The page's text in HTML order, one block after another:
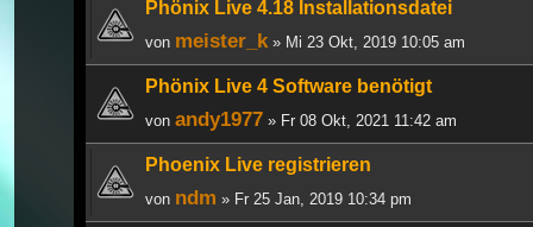
Phönix Live 4.18 Installationsdatei
von meister_k » Mi 23 Okt, 2019 10:05 am
Phönix Live 4 Software benötigt
von andy1977 » Fr 08 Okt, 2021 11:42 am
Phoenix Live registrieren
von ndm » Fr 25 Jan, 2019 10:34 pm